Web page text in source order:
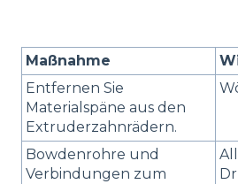
Maßnahme
Entfernen Sie
Materialspäne aus den
Extruderzahnrädern.
Bowdenrohre und
Verbindungen zum